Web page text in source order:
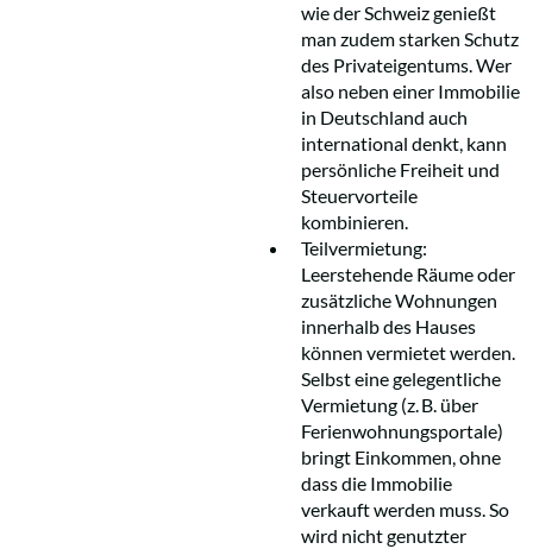
wie der Schweiz genießt
man zudem starken Schutz
des Privateigentums. Wer
also neben einer Immobilie
in Deutschland auch
international denkt, kann
persönliche Freiheit und
Steuervorteile
kombinieren.
Teilvermietung:
Leerstehende Räume oder
zusätzliche Wohnungen
innerhalb des Hauses
können vermietet werden.
Selbst eine gelegentliche
Vermietung (z. B. über
Ferienwohnungsportale)
bringt Einkommen, ohne
dass die Immobilie
verkauft werden muss. So
wird nicht genutzter